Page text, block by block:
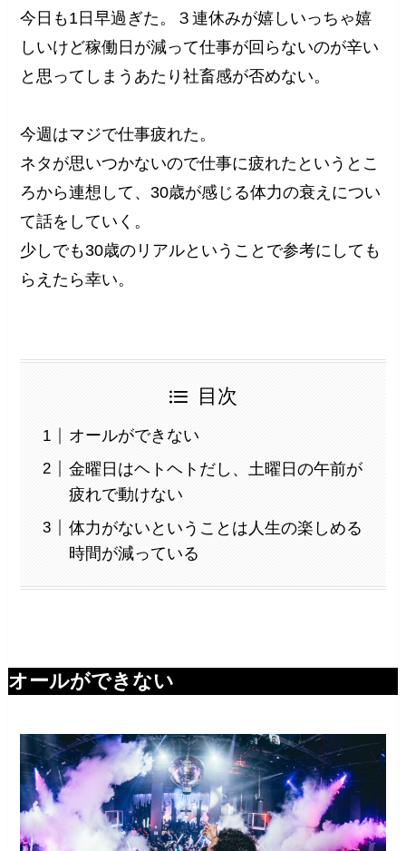
今日も1日早過ぎた。３連休みが嬉しいっちゃ嬉
しいけど稼働日が減って仕事が回らないのが辛い
と思ってしまうあたり社畜感が否めない。
今週はマジで仕事疲れた。
ネタが思いつかないので仕事に疲れたというとこ
ろから連想して、30歳が感じる体力の衰えについ
て話をしていく。
少しでも30歳のリアルということで参考にしても
らえたら幸い。
目次
オールができない
金曜日はヘトヘトだし、土曜日の午前が
疲れで動けない
体力がないということは人生の楽しめる
時間が減っている
オールができない